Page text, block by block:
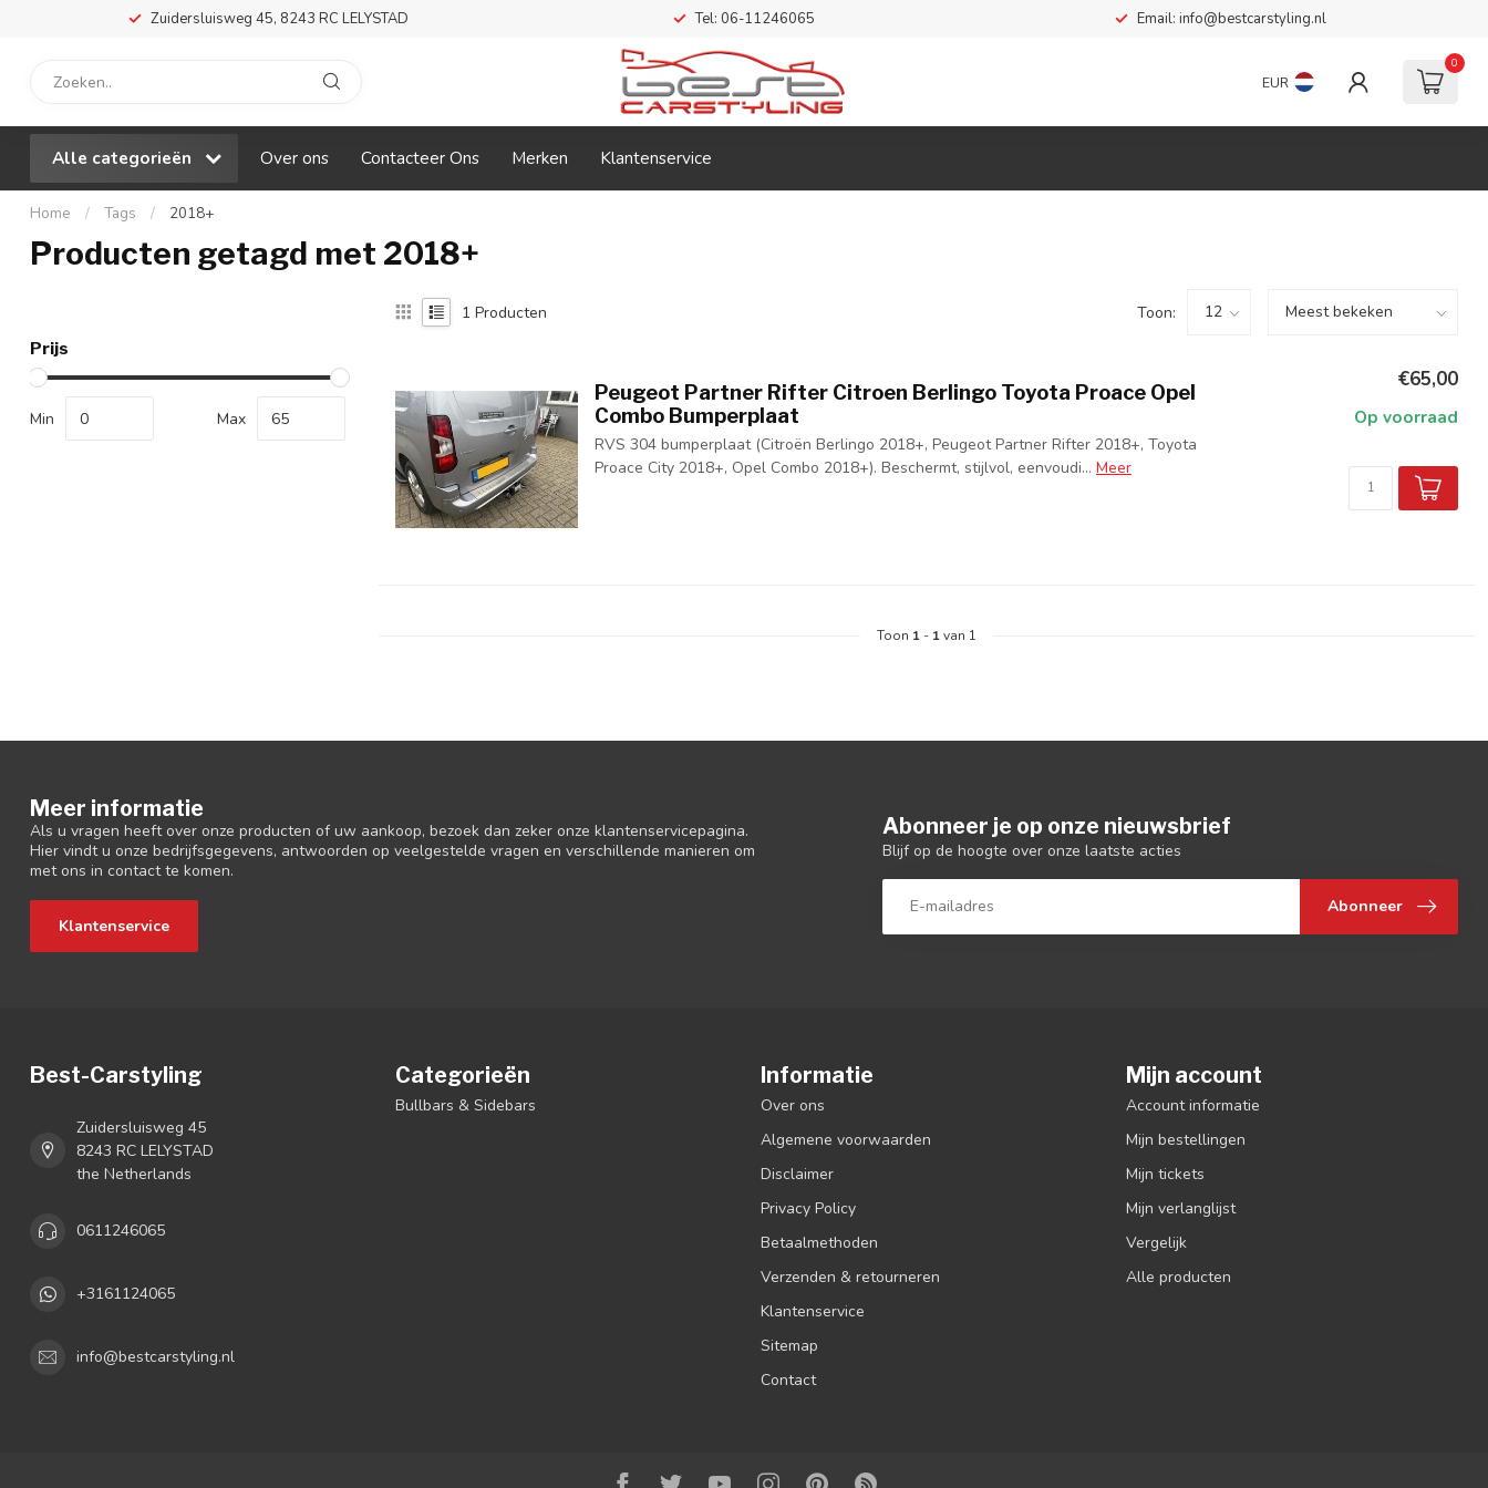
Zuidersluisweg 45, 8243 RC LELYSTAD Tel: 06-11246065 Email: info@bestcarstyling.nl
EUR
0
Alle categorieën Over ons Contacteer Ons Merken Klantenservice
Home / Tags / 2018+
Producten getagd met 2018+
Prijs
Min Max
1 Producten Toon:
Peugeot Partner Rifter Citroen Berlingo Toyota Proace Opel
Combo Bumperplaat
RVS 304 bumperplaat (Citroën Berlingo 2018+, Peugeot Partner Rifter 2018+, Toyota
Proace City 2018+, Opel Combo 2018+). Beschermt, stijlvol, eenvoudi... Meer
€65,00
Op voorraad
Toon 1 - 1van 1
Meer informatie
Als u vragen heeft over onze producten of uw aankoop, bezoek dan zeker onze klantenservicepagina.
Hier vindt u onze bedrijfsgegevens, antwoorden op veelgestelde vragen en verschillende manieren om
met ons in contact te komen.
Klantenservice
Abonneer je op onze nieuwsbrief
Blijf op de hoogte over onze laatste acties
Abonneer
Best-Carstyling
Zuidersluisweg 45
8243 RC LELYSTAD
the Netherlands
0611246065
+3161124065
info@bestcarstyling.nl
Categorieën
Bullbars & Sidebars
Informatie
Over ons
Algemene voorwaarden
Disclaimer
Privacy Policy
Betaalmethoden
Verzenden & retourneren
Klantenservice
Sitemap
Contact
Mijn account
Account informatie
Mijn bestellingen
Mijn tickets
Mijn verlanglijst
Vergelijk
Alle producten